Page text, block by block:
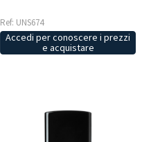
Ref: UNS674
Accedi per conoscere i prezzi
e acquistare